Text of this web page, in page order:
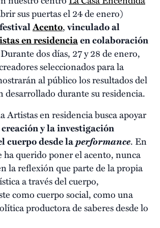
sus puertas el 24 de enero)
festivalAcento,vinculado al
en residenciaen colaboración
dos días, 27 y 28 de enero,
seleccionados para la
al público los resultados del
desarrollado durante su residencia.
Artistas en residencia busca apoyar
creación y la investigación
cuerpo desde laperformance. En
ha querido poner el acento, nunca
la reflexión que parte de la propia
a través del cuerpo,
como cuerpo social, como una
productora de saberes desde lo